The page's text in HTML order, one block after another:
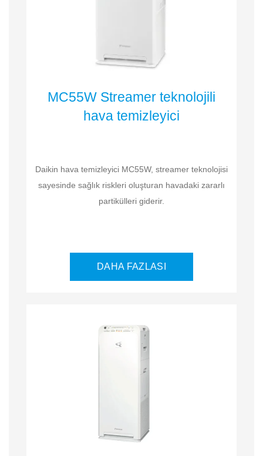
MC55W Streamer teknolojili
hava temizleyici
Daikin hava temizleyici MC55W, streamer teknolojisi
sayesinde sağlık riskleri oluşturan havadaki zararlı
partikülleri giderir.
DAHA FAZLASI